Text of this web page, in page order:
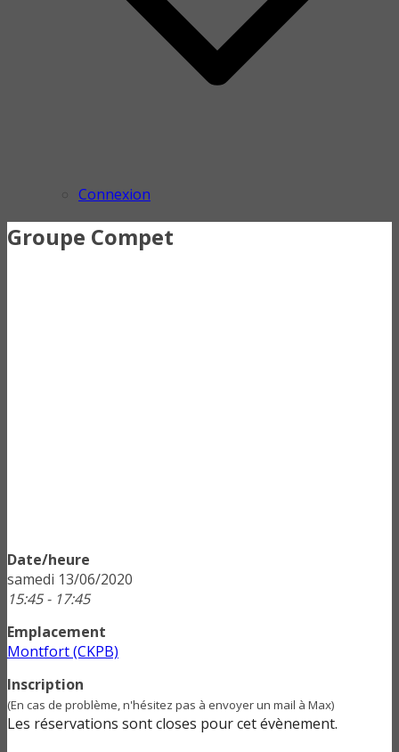
Connexion
Groupe Compet
Date/heure
samedi 13/06/2020
15:45 - 17:45
Emplacement
Montfort (CKPB)
Inscription
(En cas de problème, n'hésitez pas à envoyer un mail à Max)
Les réservations sont closes pour cet évènement.